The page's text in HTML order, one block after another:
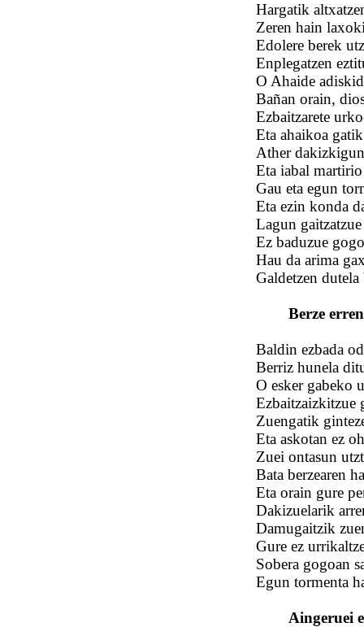
Hargatik
Zeren hain
Edolere berek
Enplegatzen
O Ahaide
Bañan orain,
Ezbaitzarete
Eta ahaikoa
Ather
Eta iabal
Gau eta egun
Eta ezin konda
Lagun
Ez baduzue
Hau da arima
Galdetzen
Berze
Baldin ezbada
Berriz hunela
O esker gabeko
Ezbaitzaizkitzue
Zuengatik
Eta askotan ez
Zuei ontasun
Bata berzearen
Eta orain gure
Dakizuelarik
Damugaitzik
Gure ez
Sobera gogoan
Egun tormenta
Aingeruei